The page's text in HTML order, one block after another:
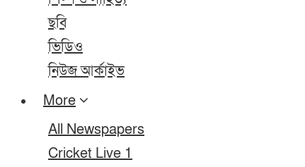
ছবি
ভিডিও
নিউজ আর্কাইভ
More
All Newspapers
Cricket Live 1